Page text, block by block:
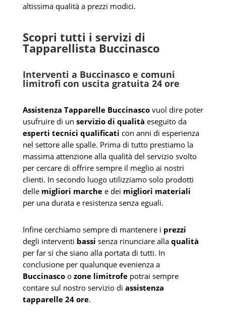
altissima qualità a prezzi modici.
Scopri tutti i servizi di
Tapparellista Buccinasco
Interventi a Buccinasco e comuni
limitrofi con uscita gratuita 24 ore
Assistenza Tapparelle Buccinascovuol dire poter
usufruire di un servizio di qualità eseguito da
esperti tecnici qualificati con anni di esperienza
nel settore alle spalle. Prima di tutto prestiamo la
massima attenzione alla qualità del servizio svolto
per cercare di offrire sempre il meglio ai nostri
clienti. In secondo luogo utilizziamo solo prodotti
delle migliori marchee dei migliori materiali
per una durata e resistenza senza eguali.
Infine cerchiamo sempre di mantenere i prezzi
degli interventi bassi senza rinunciare alla qualità
per far si che siano alla portata di tutti. In
conclusione per qualunque evenienza a
Buccinascoo zone limitrofepotrai sempre
contare sul nostro servizio di assistenza
tapparelle 24 ore.